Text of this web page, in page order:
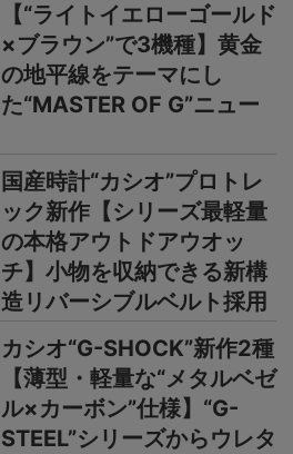
【“ライトイエローゴールド
×ブラウン”で3機種】黄金
の地平線をテーマにし
た“MASTER OF G”ニュー
国産時計“カシオ”プロトレ
ック新作【シリーズ最軽量
の本格アウトドアウオッ
チ】小物を収納できる新構
造リバーシブルベルト採用
カシオ“G-SHOCK”新作2種
【薄型・軽量な“メタルベゼ
ル×カーボン”仕様】“G-
STEEL”シリーズからウレタ